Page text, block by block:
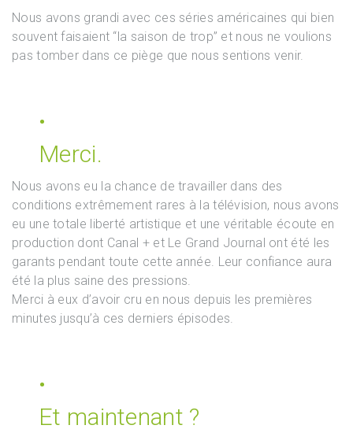
Nous avons grandi avec ces séries américaines qui bien
souvent faisaient “la saison de trop” et nous ne voulions
pas tomber dans ce piège que nous sentions venir.
Merci.
Nous avons eu la chance de travailler dans des
conditions extrêmement rares à la télévision, nous avons
eu une totale liberté artistique et une véritable écoute en
production dont Canal + et Le Grand Journal ont été les
garants pendant toute cette année. Leur confiance aura
été la plus saine des pressions.
Merci à eux d’avoir cru en nous depuis les premières
minutes jusqu’à ces derniers épisodes.
Et maintenant ?